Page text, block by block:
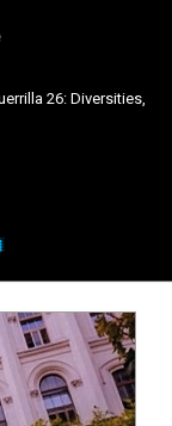
26: Diversities,